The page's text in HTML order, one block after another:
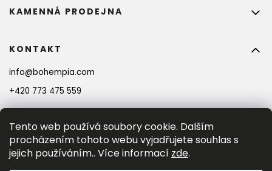
Tento web používá soubory cookie. Dalším
procházením tohoto webu vyjadřujete souhlas s
jejich používáním.. Více informací zde.
KONTAKT
info@bohempia.com
+420 773 475 559
KAMENNÁ PRODEJNA